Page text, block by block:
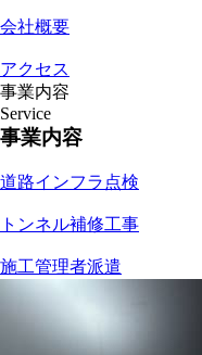
会社概要
アクセス
事業内容
Service
事業内容
道路インフラ点検
トンネル補修工事
施工管理者派遣